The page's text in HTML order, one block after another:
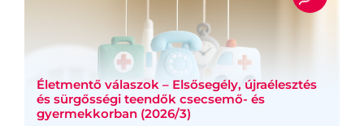
Életmentő válaszok – Elsősegély, újraélesztés
és sürgősségi teendők csecsemő- és
gyermekkorban (2026/3)